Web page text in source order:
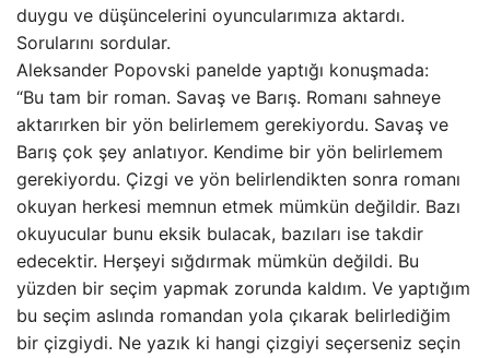
duygu ve düşüncelerini oyuncularımıza aktardı.
Sorularını sordular.
Aleksander Popovski panelde yaptığı konuşmada:
“Bu tam bir roman. Savaş ve Barış. Romanı sahneye
aktarırken bir yön belirlemem gerekiyordu. Savaş ve
Barış çok şey anlatıyor. Kendime bir yön belirlemem
gerekiyordu. Çizgi ve yön belirlendikten sonra romanı
okuyan herkesi memnun etmek mümkün değildir. Bazı
okuyucular bunu eksik bulacak, bazıları ise takdir
edecektir. Herşeyi sığdırmak mümkün değildi. Bu
yüzden bir seçim yapmak zorunda kaldım. Ve yaptığım
bu seçim aslında romandan yola çıkarak belirlediğim
bir çizgiydi. Ne yazık ki hangi çizgiyi seçerseniz seçin